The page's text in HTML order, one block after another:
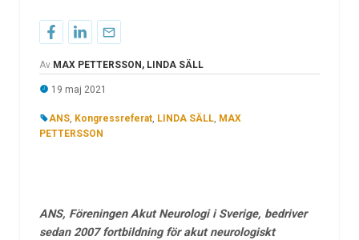
Av MAX PETTERSSON, LINDA SÄLL
19 maj 2021
ANS, Kongressreferat, LINDA SÄLL, MAX
PETTERSSON
ANS, Föreningen Akut Neurologi i Sverige, bedriver
sedan 2007 fortbildning för akut neurologiskt